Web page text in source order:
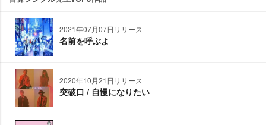
2021年07月07日リリース
名前を呼ぶよ
2020年10月21日リリース
突破口 / 自慢になりたい